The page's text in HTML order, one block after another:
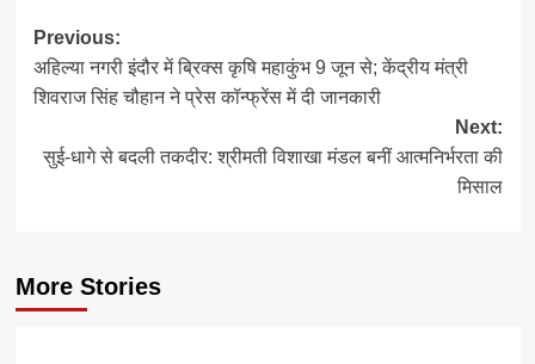
Post
navigation
Previous:
अहिल्या नगरी इंदौर में ब्रिक्स कृषि महाकुंभ 9 जून से; केंद्रीय मंत्री
शिवराज सिंह चौहान ने प्रेस कॉन्फ्रेंस में दी जानकारी
Next:
सुई-धागे से बदली तकदीर: श्रीमती विशाखा मंडल बनीं आत्मनिर्भरता की
मिसाल
More Stories